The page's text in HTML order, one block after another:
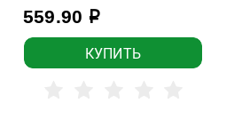
559.90 р
КУПИТЬ